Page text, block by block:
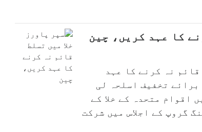
کا عہد کریں، چین
نہ کرنے کا عہد
تخفیف اسلحہ لی
اقوام متحدہ کے خلا کے
گروپ کے اجلاس میں شرکت